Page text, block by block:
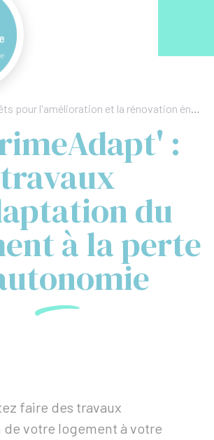
l'amélioration et la rénovation énergétique de l'habitat
:
travaux
du
à la perte
faire des travaux
de votre logement à votre